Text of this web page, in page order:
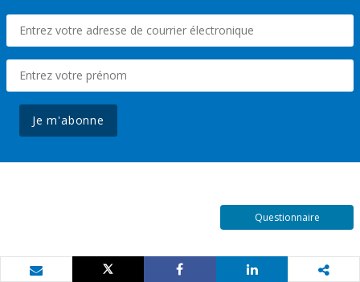
Je m'abonne
Questionnaire